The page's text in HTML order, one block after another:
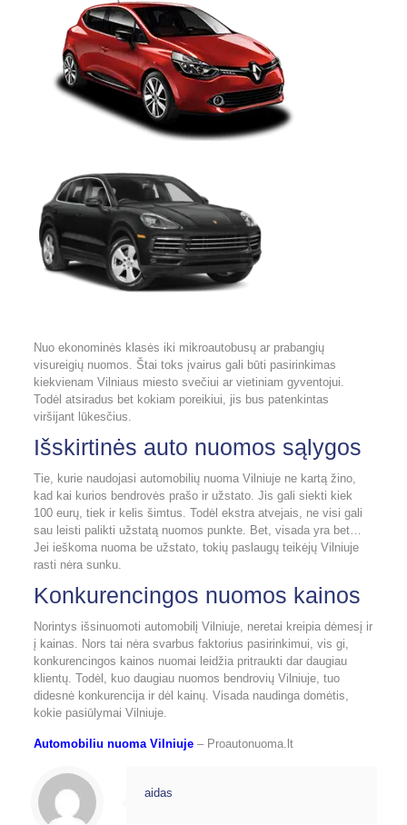
Nuo ekonominės klasės iki mikroautobusų ar prabangių
visureigių nuomos. Štai toks įvairus gali būti pasirinkimas
kiekvienam Vilniaus miesto svečiui ar vietiniam gyventojui.
Todėl atsiradus bet kokiam poreikiui, jis bus patenkintas
viršijant lūkesčius.
Išskirtinės auto nuomos sąlygos
Tie, kurie naudojasi automobilių nuoma Vilniuje ne kartą žino,
kad kai kurios bendrovės prašo ir užstato. Jis gali siekti kiek
100 eurų, tiek ir kelis šimtus. Todėl ekstra atvejais, ne visi gali
sau leisti palikti užstatą nuomos punkte. Bet, visada yra bet…
Jei ieškoma nuoma be užstato, tokių paslaugų teikėjų Vilniuje
rasti nėra sunku.
Konkurencingos nuomos kainos
Norintys išsinuomoti automobilį Vilniuje, neretai kreipia dėmesį ir
į kainas. Nors tai nėra svarbus faktorius pasirinkimui, vis gi,
konkurencingos kainos nuomai leidžia pritraukti dar daugiau
klientų. Todėl, kuo daugiau nuomos bendrovių Vilniuje, tuo
didesnė konkurencija ir dėl kainų. Visada naudinga domėtis,
kokie pasiūlymai Vilniuje.
Automobiliu nuoma Vilniuje – Proautonuoma.lt
aidas